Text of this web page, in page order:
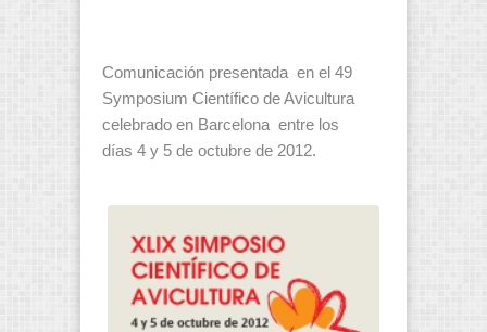
Comunicación presentada en el 49
Symposium Científico de Avicultura
celebrado en Barcelona entre los
días 4 y 5 de octubre de 2012.